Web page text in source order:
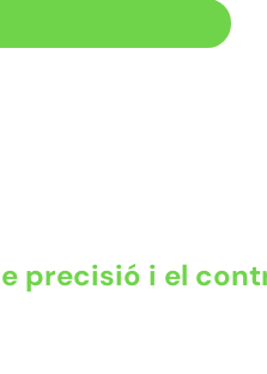
precisió i el